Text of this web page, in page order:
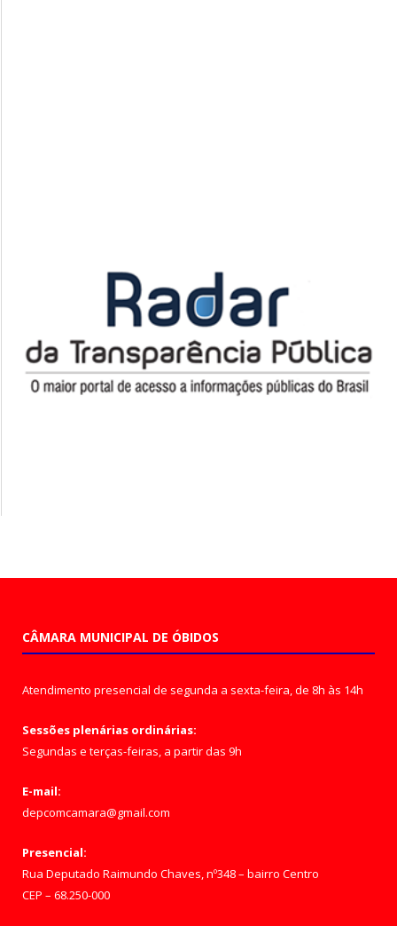
CÂMARA MUNICIPAL DE ÓBIDOS
Atendimento presencial de segunda a sexta-feira, de 8h às 14h
Sessões plenárias ordinárias:
Segundas e terças-feiras, a partir das 9h
E-mail:
depcomcamara@gmail.com
Presencial:
Rua Deputado Raimundo Chaves, nº348 – bairro Centro
CEP – 68.250-000